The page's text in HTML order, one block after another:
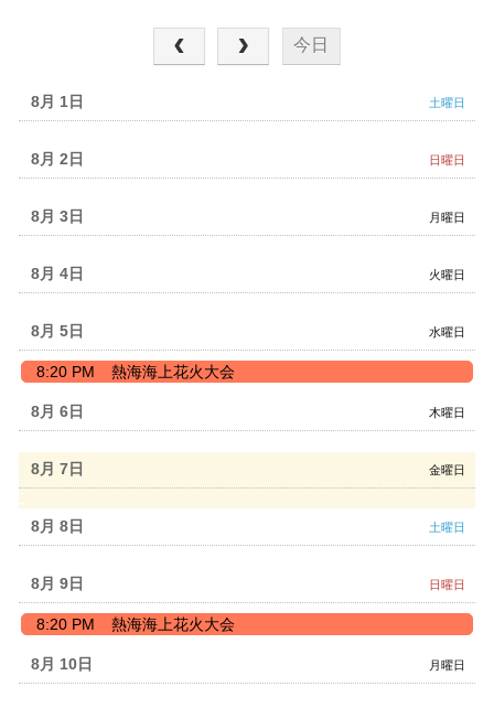
今日
土曜日
8月 1
日曜日
8月 2
月曜日
8月 3
火曜日
8月 4
水曜日
8月 5
水
日,
8
月
5th
2026
8:20 PM 熱海海上花火大会
木曜日
8月 6
金曜日
8月 7
土曜日
8月 8
日曜日
8月 9
日
日,
8
8:20 PM 熱海海上花火大会
月曜日
8月 10